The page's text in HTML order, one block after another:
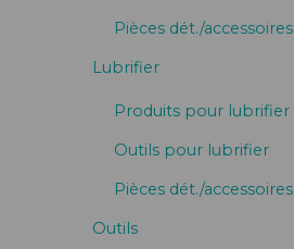
Pièces dét./accessoires
Lubrifier
Produits pour lubrifier
Outils pour lubrifier
Pièces dét./accessoires
Outils